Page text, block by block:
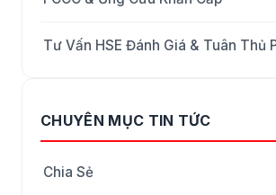
Tư Vấn HSE Đánh Giá & Tuân Thủ
CHUYÊN MỤC TIN TỨC
Chia Sẻ